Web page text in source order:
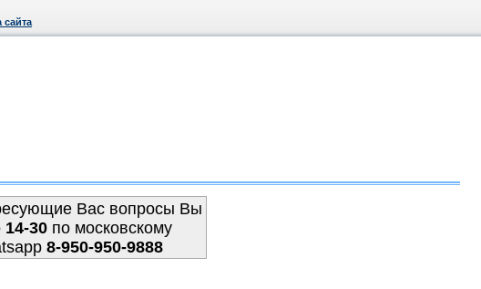
сайта
Вас вопросы Вы
14-30по московскому
8-950-950-9888